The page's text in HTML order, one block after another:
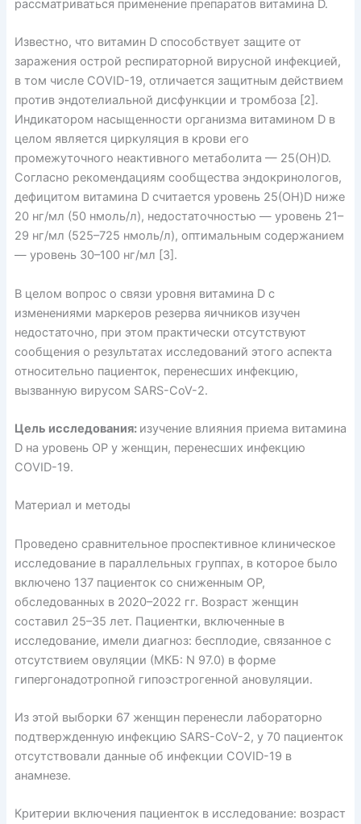
рассматриваться применение препаратов витамина D.
Известно, что витамин D способствует защите от
заражения острой респираторной вирусной инфекцией,
в том числе COVID-19, отличается защитным действием
против эндотелиальной дисфункции и тромбоза [2].
Индикатором насыщенности организма витамином D в
целом является циркуляция в крови его
промежуточного неактивного метаболита — 25(ОН)D.
Согласно рекомендациям сообщества эндокринологов,
дефицитом витамина D считается уровень 25(OH)D ниже
20 нг/мл (50 нмоль/л), недостаточностью — уровень 21–
29 нг/мл (525–725 нмоль/л), оптимальным содержанием
— уровень 30–100 нг/мл [3].
В целом вопрос о связи уровня витамина D с
изменениями маркеров резерва яичников изучен
недостаточно, при этом практически отсутствуют
сообщения о результатах исследований этого аспекта
относительно пациенток, перенесших инфекцию,
вызванную вирусом SARS-CoV-2.
Цель исследования: изучение влияния приема витамина
D на уровень ОР у женщин, перенесших инфекцию
COVID-19.
Материал и методы
Проведено сравнительное проспективное клиническое
исследование в параллельных группах, в которое было
включено 137 пациенток со сниженным ОР,
обследованных в 2020–2022 гг. Возраст женщин
составил 25–35 лет. Пациентки, включенные в
исследование, имели диагноз: бесплодие, связанное с
отсутствием овуляции (МКБ: N 97.0) в форме
гипергонадотропной гипоэстрогенной ановуляции.
Из этой выборки 67 женщин перенесли лабораторно
подтвержденную инфекцию SARS-CoV-2, у 70 пациенток
отсутствовали данные об инфекции COVID-19 в
анамнезе.
Критерии включения пациенток в исследование: возраст